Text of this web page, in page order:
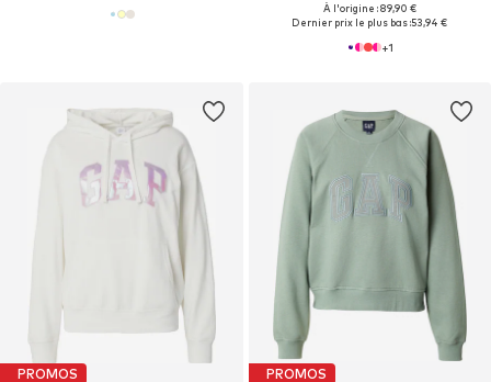
À l'origine : 89,90 €
Dernier prix le plus bas :53,94 €
+1
PROMOS PROMOS